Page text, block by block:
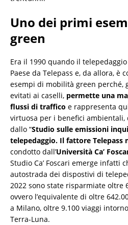
Uno dei primi
green
Era il 1990 quando il
Paese da Telepass e, da allora, è
esempi di mobilità green perché,
evitati ai caselli, permette una
flussi di traffico e rappresenta
virtuosa per i benefici ambientali,
dallo “Studio sulle emissioni
telepedaggio. Il fattore
condotto dall’Università Ca’
Studio Ca’ Foscari emerge infatti
autostrada dei dispostivi di
2022 sono state risparmiate oltre
ovvero l’equivalente di oltre
a Milano, oltre 9.100 viaggi
Terra-Luna.